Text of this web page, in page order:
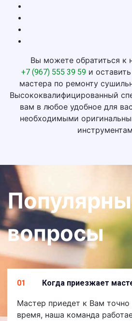
Вы можете обратиться к
+7 (967) 555 39 59и оставить
мастера по ремонту
Высококвалифицированный
вам в любое удобное для
необходимыми
вопросы
01 Когда приезжает
Мастер приедет к Вам точно
время, наша команда